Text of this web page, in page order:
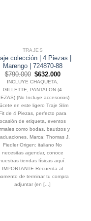
TRAJES
colección | 4 Piezas |
Marengo | 724870-88
$790.000 El
precio
original
era:
$790.000.
$632.000El
es:
$632.000.
INCLUYE CHAQUETA,
GILLETTE, PANTALON (4
(No Incluye accesorios)
en este ligero Traje Slim
de 4 Piezas, perfecto para
ocasión de etiqueta, eventos
como bodas, bautizos y
Marca: Thomas J.
Fiedler Origen: italiano No
necesitas agendar, conoce
tiendas físicas aquí.
IMPORTANTE Recuerda al
de terminar tu compra
adjuntar (en [...]